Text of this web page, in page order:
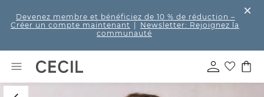
Devenez membre et bénéficiez de 10 % de réduction –
Créer un compte maintenant
Newsletter: Rejoignez la
communauté